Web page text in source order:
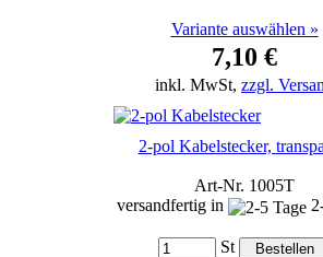
Variante auswählen »
7,10 €
inkl. MwSt, zzgl.
2-pol Kabelstecker,
Art-Nr. 1005T
versandfertig in
St